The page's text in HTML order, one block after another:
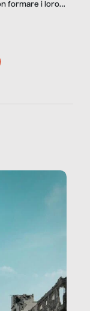
formare i loro
supplire, a patto